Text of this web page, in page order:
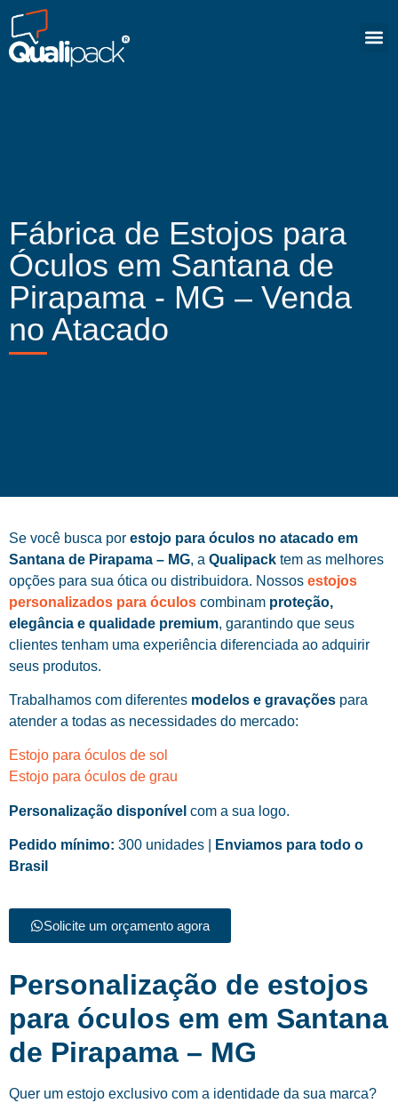
Fábrica de Estojos para
Óculos em Santana de
Pirapama - MG – Venda
no Atacado
Se você busca por estojo para óculos no atacado em
Santana de Pirapama – MG, a Qualipack tem as melhores
opções para sua ótica ou distribuidora. Nossos estojos
personalizados para óculos combinam proteção,
elegância e qualidade premium, garantindo que seus
clientes tenham uma experiência diferenciada ao adquirir
seus produtos.
Trabalhamos com diferentes modelos e gravações para
atender a todas as necessidades do mercado:
Estojo para óculos de sol
Estojo para óculos de grau
Personalização disponível com a sua logo.
Pedido mínimo: 300 unidades |
Enviamos para todo o
Brasil
Solicite um orçamento agora
Personalização de estojos
para óculos em em Santana
de Pirapama – MG
Quer um estojo exclusivo com a identidade da sua marca?